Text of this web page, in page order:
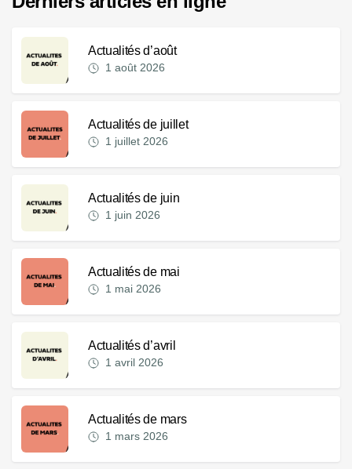
Actualités d’août
1 août 2026
Actualités de juillet
1 juillet 2026
Actualités de juin
1 juin 2026
Actualités de mai
1 mai 2026
Actualités d’avril
1 avril 2026
Actualités de mars
1 mars 2026